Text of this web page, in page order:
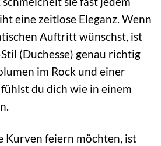
eine zeitlose Eleganz. Wenn
Auftritt wünschst, ist
(Duchesse) genau richtig
im Rock und einer
du dich wie in einem
Kurven feiern möchten, ist